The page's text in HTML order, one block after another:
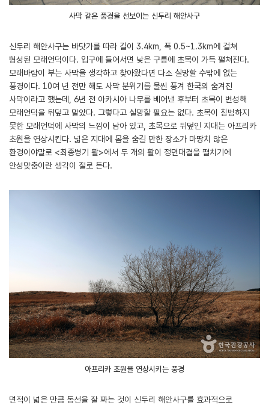
사막 같은 풍경을 선보이는 신두리 해안사구
신두리 해안사구는 바닷가를 따라 길이 3.4km, 폭 0.5~1.3km에 걸쳐
형성된 모래언덕이다. 입구에 들어서면 낮은 구릉에 초목이 가득 펼쳐진다.
모래바람이 부는 사막을 생각하고 찾아왔다면 다소 실망할 수밖에 없는
풍경이다. 10여 년 전만 해도 사막 분위기를 물씬 풍겨 한국의 숨겨진
사막이라고 했는데, 6년 전 아카시아 나무를 베어낸 후부터 초목이 번성해
모래언덕을 뒤덮고 말았다. 그렇다고 실망할 필요는 없다. 초목이 침범하지
못한 모래언덕에 사막의 느낌이 남아 있고, 초목으로 뒤덮인 지대는 아프리카
초원을 연상시킨다. 넓은 지대에 몸을 숨길 만한 장소가 마땅치 않은
환경이야말로 <최종병기 활>에서 두 개의 활이 정면대결을 펼치기에
안성맞춤이란 생각이 절로 든다.
아프리카 초원을 연상시키는 풍경
면적이 넓은 만큼 동선을 잘 짜는 것이 신두리 해안사구를 효과적으로